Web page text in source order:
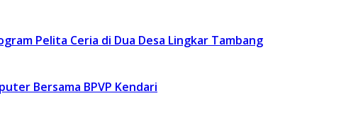
Pelita Ceria di Dua Desa Lingkar Tambang
Bersama BPVP Kendari